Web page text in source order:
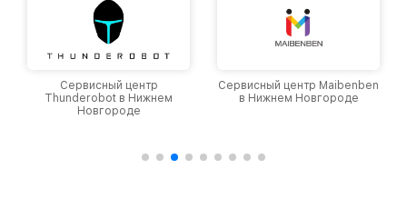
Сервисный центр
Thunderobot в Нижнем
Новгороде
Сервисный центр Maibenben
в Нижнем Новгороде